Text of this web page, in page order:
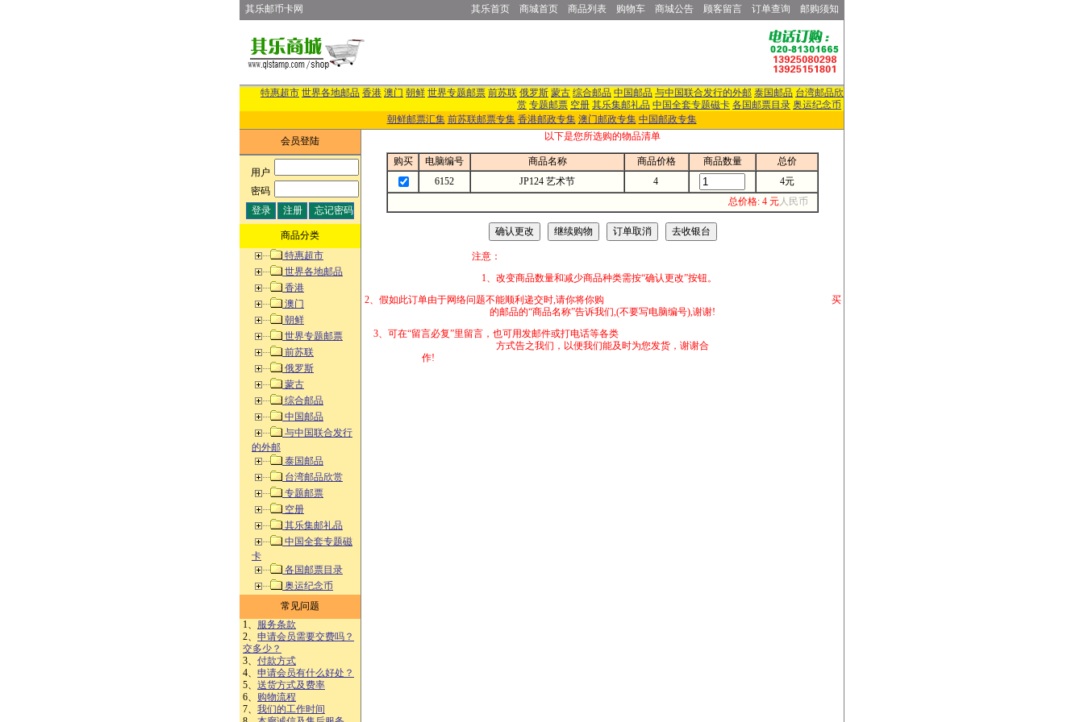
其乐邮币卡网 其乐首页 商城首页 商品列表 购物车 商城公告 顾客留言 订单查询 邮购须知
特惠超市 世界各地邮品 香港 澳门 朝鲜 世界专题邮票 前苏联 俄罗斯 蒙古 综合邮品 中国邮品 与中国联合发行的外邮 泰国邮品 台湾邮品欣
赏 专题邮票 空册 其乐集邮礼品 中国全套专题磁卡 各国邮票目录 奥运纪念币
朝鲜邮票汇集 前苏联邮票专集 香港邮政专集 澳门邮政专集 中国邮政专集
会员登陆
用户:
密码:
商品分类
特惠超市
世界各地邮品
香港
澳门
朝鲜
世界专题邮票
前苏联
俄罗斯
蒙古
综合邮品
中国邮品
与中国联合发行
的外邮
泰国邮品
台湾邮品欣赏
专题邮票
空册
其乐集邮礼品
中国全套专题磁
卡
各国邮票目录
奥运纪念币
常见问题
1、 服务条款
2、 申请会员需要交费吗？
交多少？
3、 付款方式
4、 申请会员有什么好处？
5、 送货方式及费率
6、 购物流程
7、 我们的工作时间
以下是您所选购的物品清单
购买 电脑编号 商品名称 商品价格 商品数量
总价
6152
JP124 艺术节 4
4元
总价格: 4 元人民币
注意：
1、改变商品数量和减少商品种类需按“确认更改”按钮。
2、假如此订单由于网络问题不能顺利递交时,请你将你购 买
的邮品的“商品名称”告诉我们,(不要写电脑编号),谢谢!
3、可在“留言必复”里留言，也可用发邮件或打电话等各类
方式告之我们，以便我们能及时为您发货，谢谢合
作!